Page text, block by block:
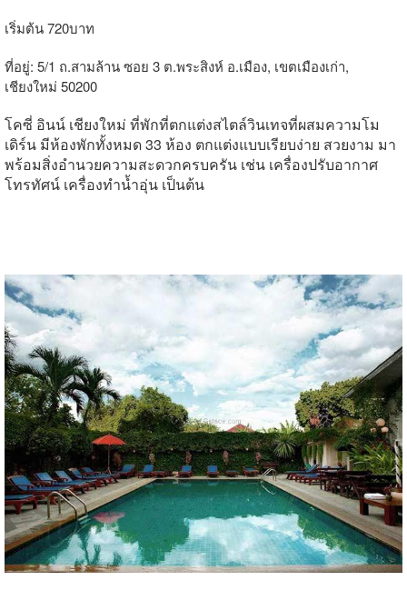
เริ่มต้น 720บาท
ที่อยู่: 5/1 ถ.สามล้าน ซอย 3 ต.พระสิงห์ อ.เมือง, เขตเมืองเก่า,
เชียงใหม่ 50200
โคซี่ อินน์ เชียงใหม่ ที่พักที่ตกแต่งสไตล์วินเทจที่ผสมความโม
เดิร์น มีห้องพักทั้งหมด 33 ห้อง ตกแต่งแบบเรียบง่าย สวยงาม มา
พร้อมสิ่งอำนวยความสะดวกครบครัน เช่น เครื่องปรับอากาศ
โทรทัศน์ เครื่องทำน้ำอุ่น เป็นต้น